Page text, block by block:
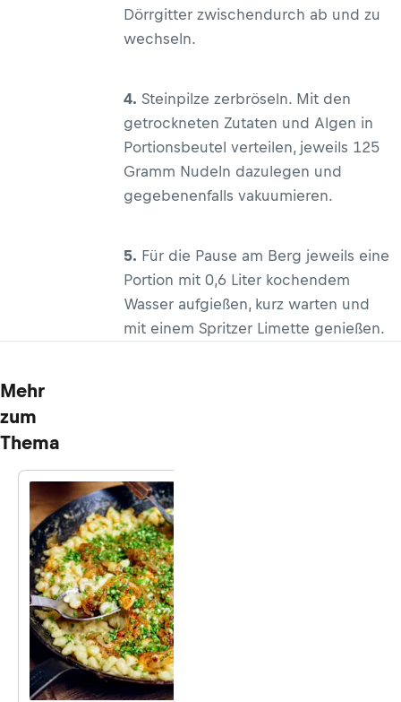
Dörrgitter zwischendurch ab und zu
wechseln.
4. Steinpilze zerbröseln. Mit den
getrockneten Zutaten und Algen in
Portionsbeutel verteilen, jeweils 125
Gramm Nudeln dazulegen und
gegebenenfalls vakuumieren.
5. Für die Pause am Berg jeweils eine
Portion mit 0,6 Liter kochendem
Wasser aufgießen, kurz warten und
mit einem Spritzer Limette genießen.
Mehr
zum
Thema